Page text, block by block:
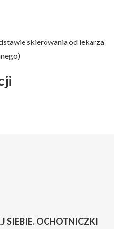
skierowania od lekarza
SIEBIE. OCHOTNICZKI